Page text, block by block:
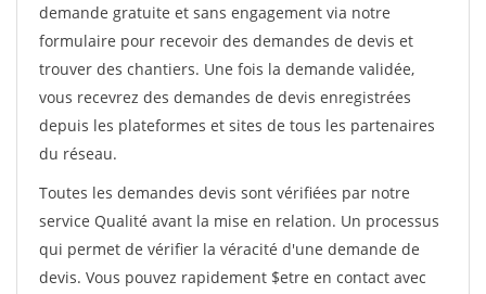
demande gratuite et sans engagement via notre
formulaire pour recevoir des demandes de devis et
trouver des chantiers. Une fois la demande validée,
vous recevrez des demandes de devis enregistrées
depuis les plateformes et sites de tous les partenaires
du réseau.
Toutes les demandes devis sont vérifiées par notre
service Qualité avant la mise en relation. Un processus
qui permet de vérifier la véracité d'une demande de
devis. Vous pouvez rapidement $etre en contact avec